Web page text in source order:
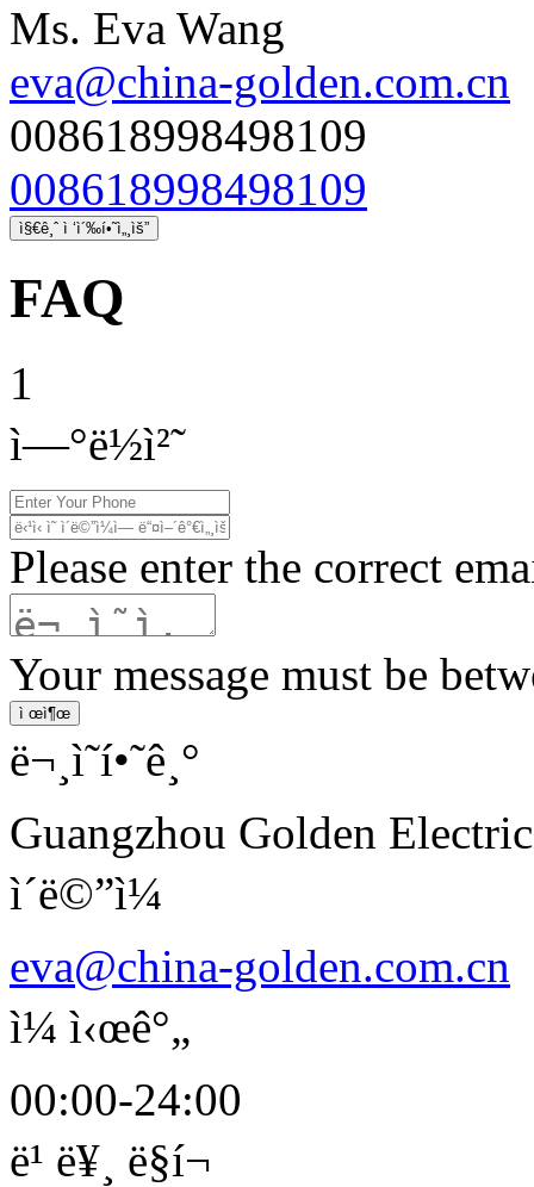
Ms. Eva Wang
eva@china-golden.com.cn
008618998498109
008618998498109
ì§€ê¸ˆ ì ‘ì´‰í•˜ì„¸ìš”
FAQ
1
ì—°ë½ì²˜
Please enter the correct
Your message must be
ì œì¶œ
ë¬¸ì˜í•˜ê¸°
Guangzhou Golden
ì´ë©”ì¼
eva@china-golden.com.cn
ì¼ ì‹œê°„
00:00-24:00
ë¹ ë¥¸ ë§í¬